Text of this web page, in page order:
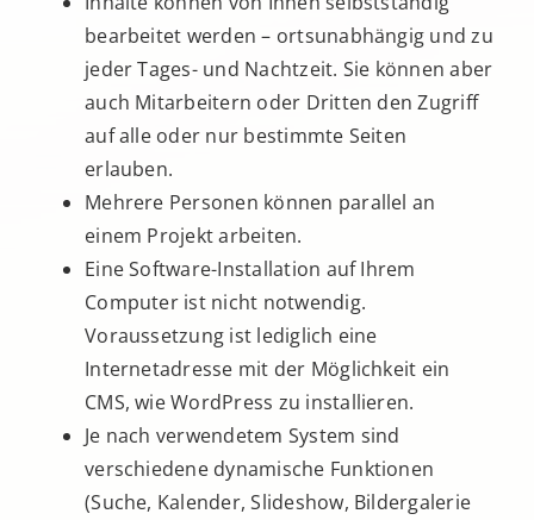
bearbeitet werden – ortsunabhängig und zu
jeder Tages- und Nachtzeit. Sie können aber
auch Mitarbeitern oder Dritten den Zugriff
auf alle oder nur bestimmte Seiten
erlauben.
Mehrere Personen können parallel an
einem Projekt arbeiten.
Eine Software-Installation auf Ihrem
Computer ist nicht notwendig.
Voraussetzung ist lediglich eine
Internetadresse mit der Möglichkeit ein
CMS, wie WordPress zu installieren.
Je nach verwendetem System sind
verschiedene dynamische Funktionen
(Suche, Kalender, Slideshow, Bildergalerie